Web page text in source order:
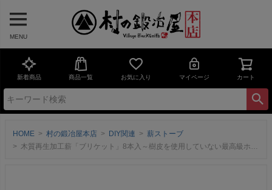
MENU
新着商品 商品一覧 お気に入り マイページ カート
HOME 村の鍛冶屋本店 DIY関連
薪ストーブ
木質再生加工薪「ブリケット」8本入～樹皮を使用していない最高級ホワイトブリケット！～ 薪ストーブはもちろん、バーベキューやアウトドアでの焚き火にも最適！ 薪